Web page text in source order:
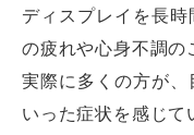
ディスプレイを長
の疲れや心身不調の
実際に多くの方が
いった症状を感じて